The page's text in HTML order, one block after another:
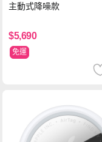
主動式降噪款
$5,690
免運